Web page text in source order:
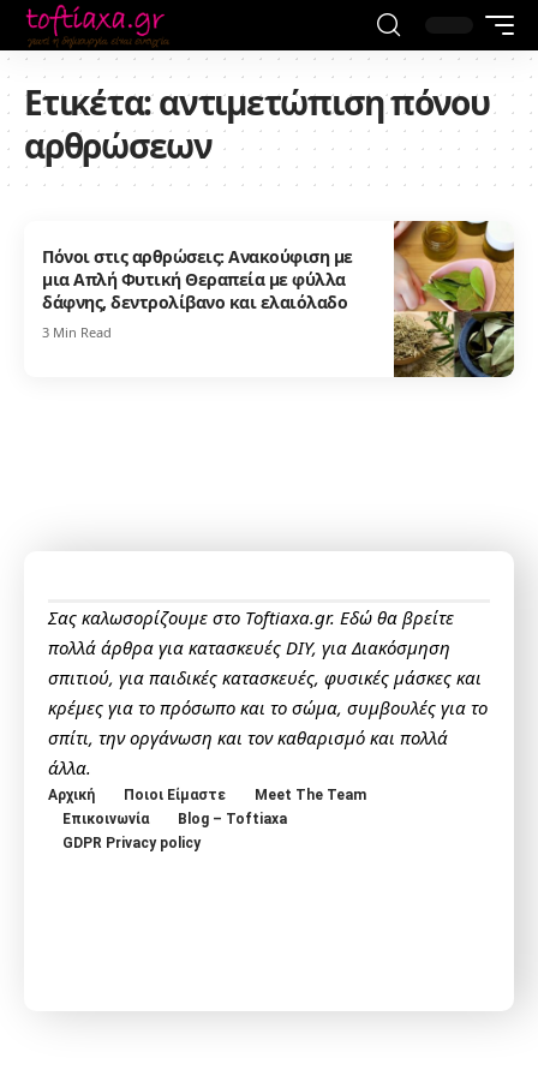
Ετικέτα:αντιμετώπιση πόνου
αρθρώσεων
Πόνοι στις αρθρώσεις: Ανακούφιση με
μια Απλή Φυτική Θεραπεία με φύλλα
δάφνης, δεντρολίβανο και ελαιόλαδο
3 Min Read
Σας καλωσορίζουμε στο Toftiaxa.gr. Εδώ θα βρείτε
πολλά άρθρα για κατασκευές DIY, για Διακόσμηση
σπιτιού, για παιδικές κατασκευές, φυσικές μάσκες και
κρέμες για το πρόσωπο και το σώμα, συμβουλές για το
σπίτι, την οργάνωση και τον καθαρισμό και πολλά
άλλα.
Αρχική Ποιοι Είμαστε
Meet The Team
Επικοινωνία
Blog – Toftiaxa
GDPR Privacy policy